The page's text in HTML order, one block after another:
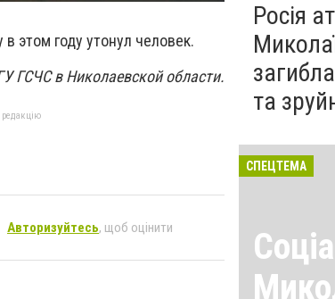
этом году утонул человек.
ГСЧС в Николаевской области.
Авторизуйтесь, щоб оцінити
Росія
та
СПЕЦТЕМА